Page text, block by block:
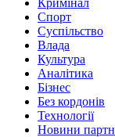
Кримінал
Спорт
Суспільство
Влада
Культура
Аналітика
Бізнес
Без кордонів
Технології
Новини